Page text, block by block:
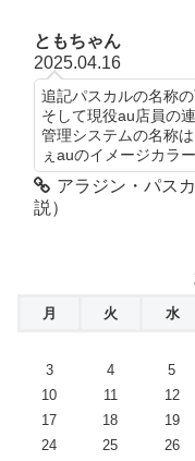
ともちゃん
2025.04.16
追記パスカルの名称
そして現役au店員の
管理システムの名称
ぇauのイメージカラ
アラジン・パス
説）
月 火 水
3
4 5
10
11 12
17
18 19
24
25 26